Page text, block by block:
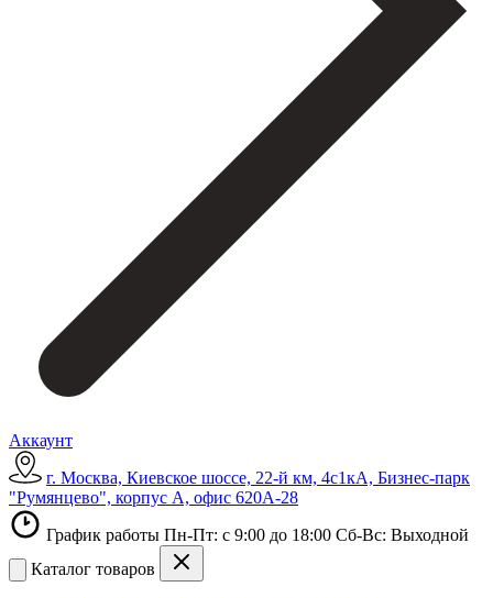
Аккаунт
г. Москва, Киевское шоссе, 22-й км, 4с1кА, Бизнес-парк
"Румянцево", корпус А, офис 620А-28
График работы Пн-Пт: с 9:00 до 18:00 Сб-Вс: Выходной
Каталог товаров